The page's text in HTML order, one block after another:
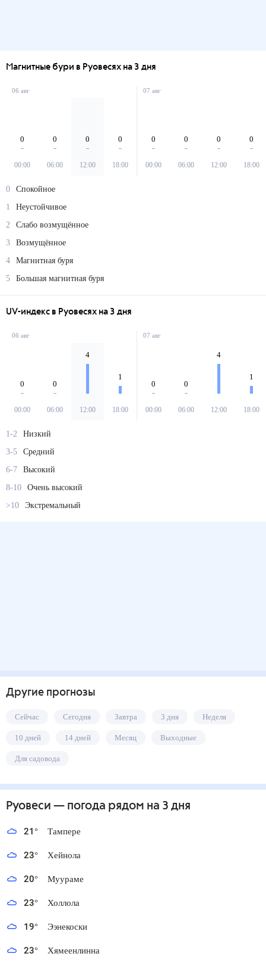
Магнитные бури в Руовесях на 3 дня
06 авг
0
00:00
0
06:00
0
12:00
0
18:00
07 авг
0
00:00
0
06:00
0
12:00
0
18:00
0
Спокойное
1
Неустойчивое
2
Слабо возмущённое
3
Возмущённое
4
Магнитная буря
5
Большая магнитная буря
UV-индекс в Руовесях на 3 дня
06 авг
0
00:00
0
06:00
4
12:00
1
18:00
07 авг
0
00:00
0
06:00
4
12:00
1
18:00
1-2
Низкий
3-5
Средний
6-7
Высокий
8-10
Очень высокий
>10
Экстремальный
Другие прогнозы
Сейчас Сегодня Завтра 3 дня Неделя
10 дней 14 дней Месяц Выходные
Для садовода
Руовеси — погода рядом на 3 дня
21° Тампере
23° Хейнола
20° Муураме
23° Холлола
19° Ээнекоски
23° Хямеенлинна